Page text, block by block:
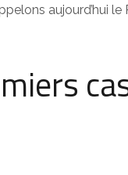
aujourd’hui le